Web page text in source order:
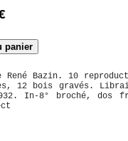
René Bazin. 10
12 bois gravés.
In-8° broché,